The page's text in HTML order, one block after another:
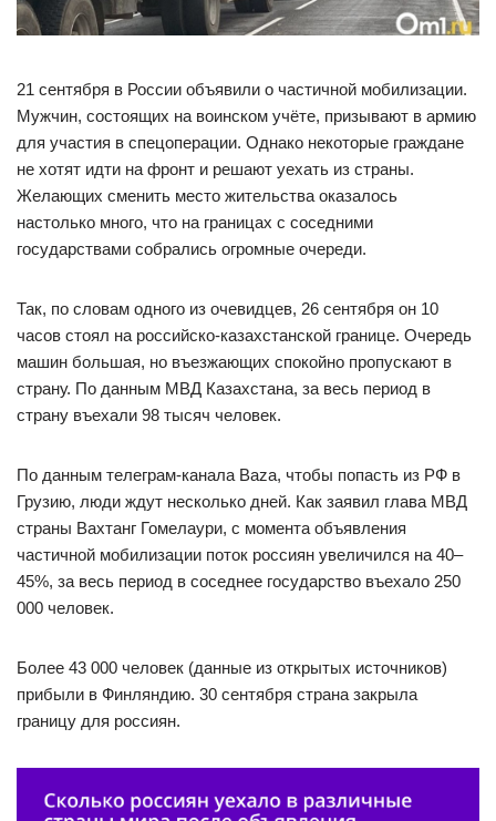
21 сентября в России объявили о частичной мобилизации.
Мужчин, состоящих на воинском учёте, призывают в армию
для участия в спецоперации. Однако некоторые граждане
не хотят идти на фронт и решают уехать из страны.
Желающих сменить место жительства оказалось
настолько много, что на границах с соседними
государствами собрались огромные очереди.
Так, по словам одного из очевидцев, 26 сентября он 10
часов стоял на российско-казахстанской границе. Очередь
машин большая, но въезжающих спокойно пропускают в
страну. По данным МВД Казахстана, за весь период в
страну въехали 98 тысяч человек.
По данным телеграм-канала Baza, чтобы попасть из РФ в
Грузию, люди ждут несколько дней. Как заявил глава МВД
страны Вахтанг Гомелаури, с момента объявления
частичной мобилизации поток россиян увеличился на 40–
45%, за весь период в соседнее государство въехало 250
000 человек.
Более 43 000 человек (данные из открытых источников)
прибыли в Финляндию. 30 сентября страна закрыла
границу для россиян.